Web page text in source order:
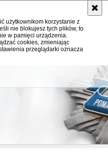
użytkownikom korzystanie z
nie blokujesz tych plików, to
w pamięci urządzenia.
cookies, zmieniając
przeglądarki oznacza